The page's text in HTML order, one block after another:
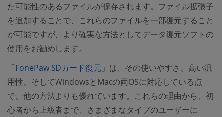
た可能性のあるファイルが保存されます。ファイル拡張子
を追加することで、これらのファイルを一部復元すること
が可能ですが、より確実な方法としてデータ復元ソフトの
使用をお勧めします。
「FonePaw SDカード復元 」は、その使いやすさ、高い汎
用性、そしてWindowsとMacの両OSに対応している点
で、他の方法よりも優れています。これらの理由から、初
心者から上級者まで、さまざまなタイプのユーザーに